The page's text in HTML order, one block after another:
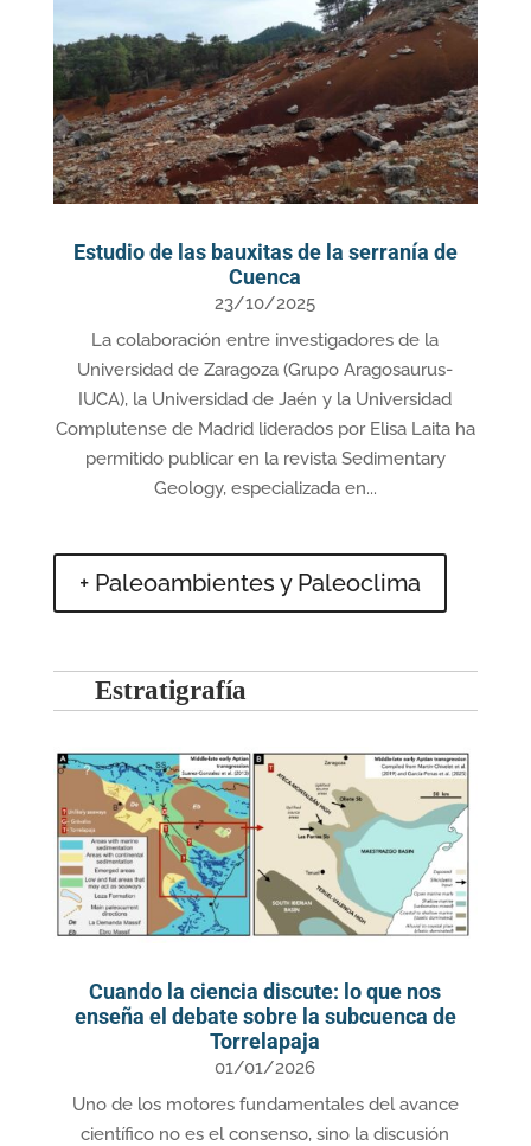
Estudio de las bauxitas de la serranía de
Cuenca
23/10/2025
La colaboración entre investigadores de la
Universidad de Zaragoza (Grupo Aragosaurus-
IUCA), la Universidad de Jaén y la Universidad
Complutense de Madrid liderados por Elisa Laita ha
permitido publicar en la revista Sedimentary
Geology, especializada en...
+ Paleoambientes y Paleoclima
Estratigrafía
Cuando la ciencia discute: lo que nos
enseña el debate sobre la subcuenca de
Torrelapaja
01/01/2026
Uno de los motores fundamentales del avance
científico no es el consenso, sino la discusión